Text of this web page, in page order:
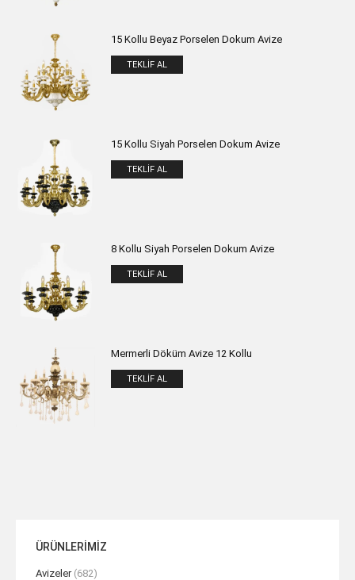
15 Kollu Beyaz Porselen Dokum Avize
TEKLIF AL
15 Kollu Siyah Porselen Dokum Avize
TEKLIF AL
8 Kollu Siyah Porselen Dokum Avize
TEKLIF AL
Mermerli Döküm Avize 12 Kollu
TEKLIF AL
ÜRÜNLERİMİZ
Avizeler (682)